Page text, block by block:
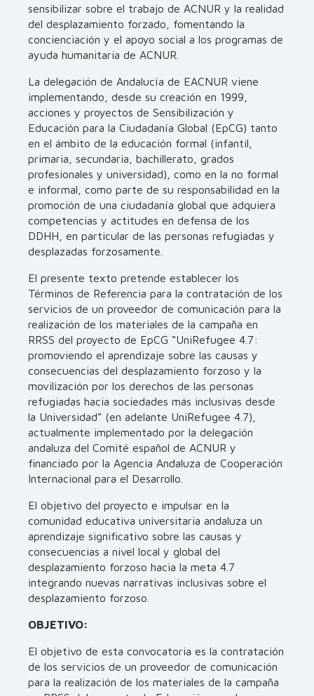
sensibilizar sobre el trabajo de ACNUR y la realidad
del desplazamiento forzado, fomentando la
concienciación y el apoyo social a los programas de
ayuda humanitaria de ACNUR.
La delegación de Andalucía de EACNUR viene
implementando, desde su creación en 1999,
acciones y proyectos de Sensibilización y
Educación para la Ciudadanía Global (EpCG) tanto
en el ámbito de la educación formal (infantil,
primaria, secundaria, bachillerato, grados
profesionales y universidad), como en la no formal
e informal, como parte de su responsabilidad en la
promoción de una ciudadanía global que adquiera
competencias y actitudes en defensa de los
DDHH, en particular de las personas refugiadas y
desplazadas forzosamente.
El presente texto pretende establecer los
Términos de Referencia para la contratación de los
servicios de un proveedor de comunicación para la
realización de los materiales de la campaña en
RRSS del proyecto de EpCG “UniRefugee 4.7:
promoviendo el aprendizaje sobre las causas y
consecuencias del desplazamiento forzoso y la
movilización por los derechos de las personas
refugiadas hacia sociedades más inclusivas desde
la Universidad” (en adelante UniRefugee 4.7),
actualmente implementado por la delegación
andaluza del Comité español de ACNUR y
financiado por la Agencia Andaluza de Cooperación
Internacional para el Desarrollo.
El objetivo del proyecto e impulsar en la
comunidad educativa universitaria andaluza un
aprendizaje significativo sobre las causas y
consecuencias a nivel local y global del
desplazamiento forzoso hacia la meta 4.7
integrando nuevas narrativas inclusivas sobre el
desplazamiento forzoso.
OBJETIVO:
El objetivo de esta convocatoria es la contratación
de los servicios de un proveedor de comunicación
para la realización de los materiales de la campaña